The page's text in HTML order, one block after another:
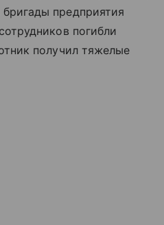
предприятия
погибли
получил тяжелые